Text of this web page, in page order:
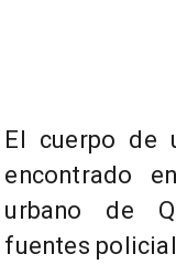
El cuerpo de
encontrado
urbano de
fuentes